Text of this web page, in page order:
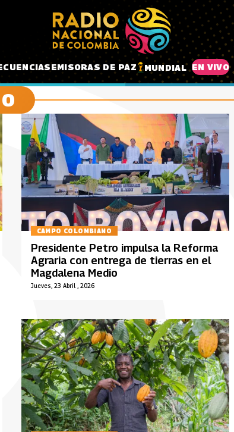
EMISORAS DE PAZ MUNDIAL EN VIVO
CAMPO COLOMBIANO
Jueves, 23 Abril , 2026
Presidente Petro impulsa la Reforma
Agraria con entrega de tierras en el
Magdalena Medio